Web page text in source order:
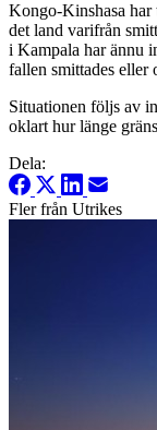
Kongo-Kinshasa har
det land varifrån
i Kampala har ännu
fallen smittades eller
Situationen följs av
oklart hur länge
Dela:
Fler från Utrikes